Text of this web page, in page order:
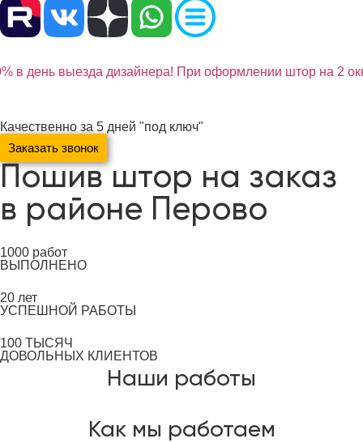
в день выезда дизайнера! При оформлении штор на 2
Качественно за 5 дней "под ключ"
Заказать звонок
Пошив штор на заказ
в районе Перово
1000 работ
ВЫПОЛНЕНО
20 лет
УСПЕШНОЙ РАБОТЫ
100 ТЫСЯЧ
ДОВОЛЬНЫХ КЛИЕНТОВ
Наши работы
Как мы работаем